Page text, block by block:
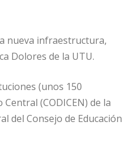
nueva infraestructura,
Dolores de la UTU.
(unos 150
(CODICEN) de la
del Consejo de Educación